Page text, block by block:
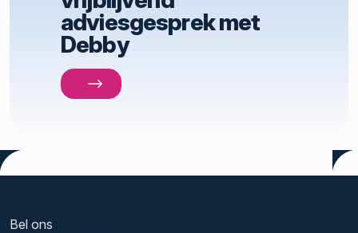
adviesgesprek met
Debby
Bel ons